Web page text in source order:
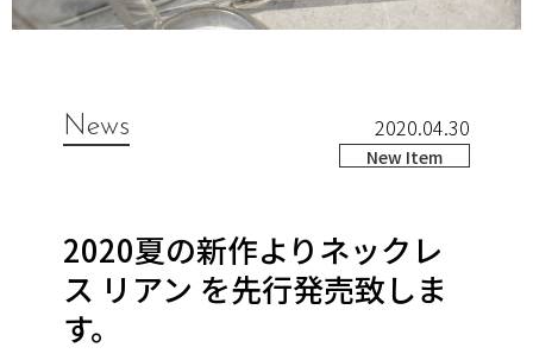
News 2020.04.30
New Item
2020夏の新作よりネックレ
ス リアン を先行発売致しま
す。